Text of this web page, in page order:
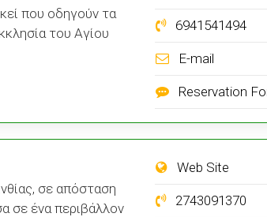
που οδηγούν τα
του Αγίου
6941541494
E-mail
Reservation
σε απόσταση
σε ένα περιβάλλον
Web Site
2743091370